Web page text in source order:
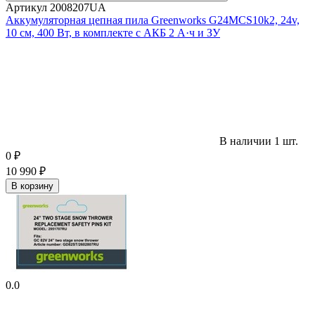
Артикул 2008207UA
Аккумуляторная цепная пила Greenworks G24MCS10k2, 24v,
10 см, 400 Вт, в комплекте с АКБ 2 А·ч и ЗУ
В наличии 1 шт.
0 ₽
10 990 ₽
В корзину
0.0